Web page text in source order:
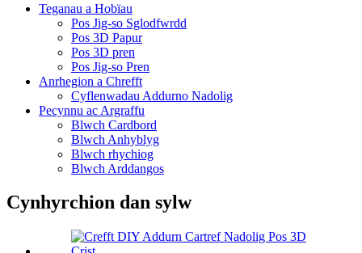
Teganau a Hobïau
Pos Jig-so Sglodfwrdd
Pos 3D Papur
Pos 3D pren
Pos Jig-so Pren
Anrhegion a Chrefft
Cyflenwadau Addurno Nadolig
Pecynnu ac Argraffu
Blwch Cardbord
Blwch Anhyblyg
Blwch rhychiog
Blwch Arddangos
Cynhyrchion dan sylw